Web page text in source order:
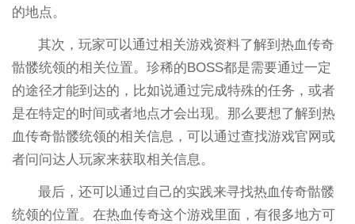
的地点。
其次，玩家可以通过相关游戏资料了解到热血传奇
骷髅统领的相关位置。珍稀的BOSS都是需要通过一定
的途径才能到达的，比如说通过完成特殊的任务，或者
是在特定的时间或者地点才会出现。那么要想了解到热
血传奇骷髅统领的相关信息，可以通过查找游戏官网或
者问问达人玩家来获取相关信息。
最后，还可以通过自己的实践来寻找热血传奇骷髅
统领的位置。在热血传奇这个游戏里面，有很多地方可